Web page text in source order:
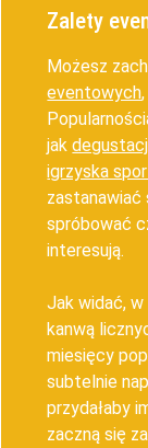
Zalety
Możesz
eventowych
jak
igrzyska
zastanawiać
spróbować
interesują.
Jak widać,
kanwą
miesięcy
subtelnie
przydałaby
zaczną się